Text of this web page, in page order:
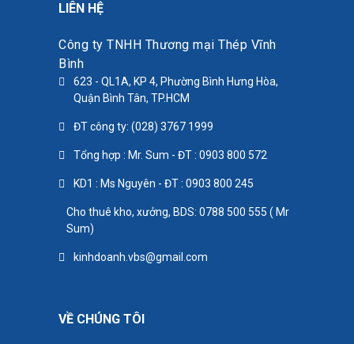
LIÊN HỆ
Công ty TNHH Thương mại Thép Vĩnh
Bình
623 - QL1A, KP 4, Phường Bình Hưng Hòa,
Quận Bình Tân, TP.HCM
ĐT công ty: (028) 3767 1999
Tổng hợp : Mr. Sum - ĐT : 0903 800 572
KD1 : Ms Nguyên - ĐT : 0903 800 245
Cho thuê kho, xưởng, BDS: 0788 500 555 ( Mr
Sum)
kinhdoanh.vbs@gmail.com
VỀ CHÚNG TÔI